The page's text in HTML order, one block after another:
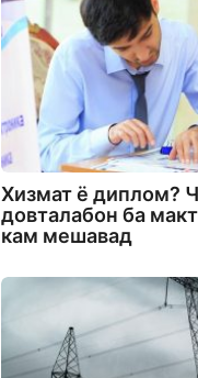
Хизмат ё диплом?
довталабон ба
кам мешавад